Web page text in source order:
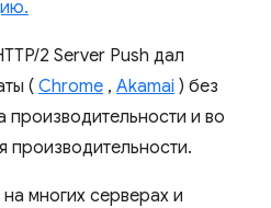
2 Server Push дал
( Chrome , Akamai ) без
производительности и во
производительности.
многих серверах и